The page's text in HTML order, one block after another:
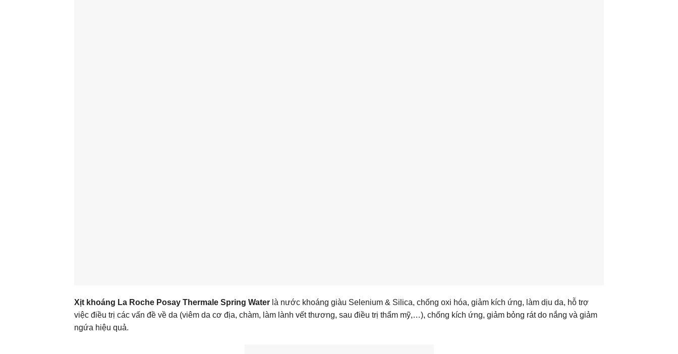
Xịt khoáng La Roche Posay Thermale Spring Water là nước khoáng giàu Selenium & Silica, chống oxi hóa, giảm kích ứng, làm dịu da, hỗ trợ
việc điều trị các vấn đề về da (viêm da cơ địa, chàm, làm lành vết thương, sau điều trị thẩm mỹ,…), chống kích ứng, giảm bỏng rát do nắng và giảm
ngứa hiệu quả.